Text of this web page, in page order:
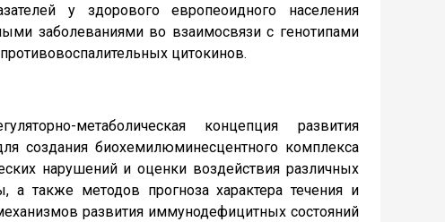
у здорового европеоидного населения
заболеваниями во взаимосвязи с генотипами
цитокинов.
метаболическая концепция развития
создания биохемилюминесцентного комплекса
нарушений и оценки воздействия различных
а также методов прогноза характера течения и
развития иммунодефицитных состояний